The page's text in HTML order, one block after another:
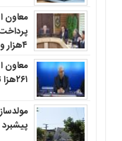
معاون
۴هزار و ۶۵۴ فقره وام ازدواج از ابتدای سال جاری
معاون
۲۶۱هزا تن گندم از کشاورزان استان